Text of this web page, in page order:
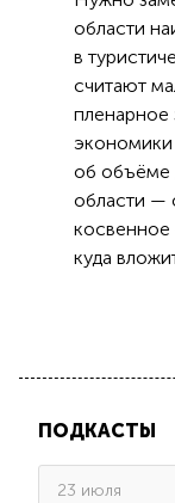
области
в
считают
пленарное
об объёме
области —
косвенное
куда
ПОДКАСТЫ
23 июля